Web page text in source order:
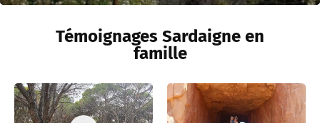
Témoignages Sardaigne en
famille